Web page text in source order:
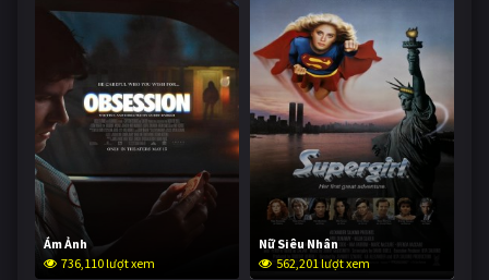
Ám Ảnh
736,110 lượt xem
Nữ Siêu Nhân
562,201 lượt xem